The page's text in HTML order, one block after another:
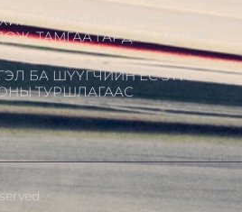
ЕРӨНХИЙ ШҮҮГЧЭЭР
ТАМГАА ГАРДАН АВЛАА
БА ШҮҮГЧИЙН ЁС ЗҮЙ:
ТУРШЛАГААС